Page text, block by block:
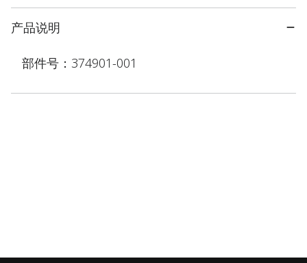
产品说明
部件号：374901-001